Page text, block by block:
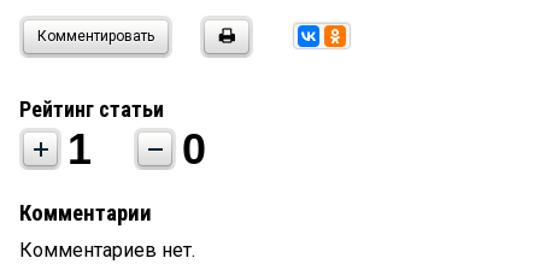
Комментировать
Рейтинг статьи
1 0
Комментарии
Комментариев нет.